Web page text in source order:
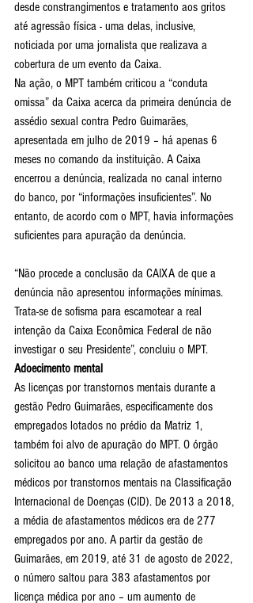
desde constrangimentos e tratamento aos gritos
até agressão física - uma delas, inclusive,
noticiada por uma jornalista que realizava a
cobertura de um evento da Caixa.
Na ação, o MPT também criticou a “conduta
omissa” da Caixa acerca da primeira denúncia de
assédio sexual contra Pedro Guimarães,
apresentada em julho de 2019 – há apenas 6
meses no comando da instituição. A Caixa
encerrou a denúncia, realizada no canal interno
do banco, por “informações insuficientes”. No
entanto, de acordo com o MPT, havia informações
suficientes para apuração da denúncia.
“Não procede a conclusão da CAIXA de que a
denúncia não apresentou informações mínimas.
Trata-se de sofisma para escamotear a real
intenção da Caixa Econômica Federal de não
investigar o seu Presidente”, concluiu o MPT.
Adoecimento mental
As licenças por transtornos mentais durante a
gestão Pedro Guimarães, especificamente dos
empregados lotados no prédio da Matriz 1,
também foi alvo de apuração do MPT. O órgão
solicitou ao banco uma relação de afastamentos
médicos por transtornos mentais na Classificação
Internacional de Doenças (CID). De 2013 a 2018,
a média de afastamentos médicos era de 277
empregados por ano. A partir da gestão de
Guimarães, em 2019, até 31 de agosto de 2022,
o número saltou para 383 afastamentos por
licença médica por ano – um aumento de